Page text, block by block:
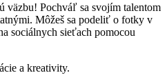
väzbu! Pochváľ sa svojím talentom
Môžeš sa podeliť o fotky v
sociálnych sieťach pomocou
a kreativity.